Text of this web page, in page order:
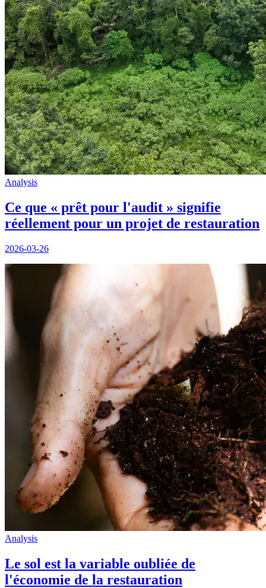
Analysis
Ce que « prêt pour l'audit » signifie
réellement pour un projet de restauration
2026-03-26
Analysis
Le sol est la variable oubliée de
l'économie de la restauration